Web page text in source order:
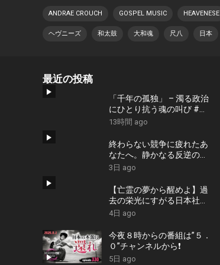
ANDRAE CROUCH GOSPEL MUSIC HEAVENESE
ヘヴニーズ 和太鼓 大和魂 尺八 日本
最近の投稿
「千年の孤独」 – 濁る政治
にひとり抗う魂の叫び #藤
原幾世史 #shorts #社会問
13時間 ago
終わらない競争に疲れたあ
なたへ。静かなる反逆の歌
『かわいた世界』/ #近本真
3日 ago
【亡霊の夢から醒めよ】過
去の栄光にすがる日本社会
への痛烈な一撃『遠い蜃気
4日 ago
今夜８時からの番組は”５．
０”チャンネルから❗️
5日 ago